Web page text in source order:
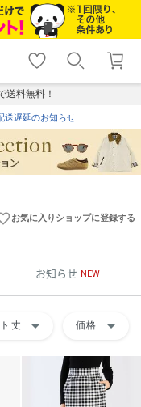
shopping_cart lock_outline
ログイン
送料無料！
送遅延のお知らせ
お気に入りショップに登録する
お知らせ NEW
丈 arrow_drop_down 価格 arrow_drop_down